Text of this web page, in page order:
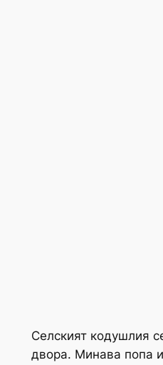
Селският кодушлия
двора. Минава попа